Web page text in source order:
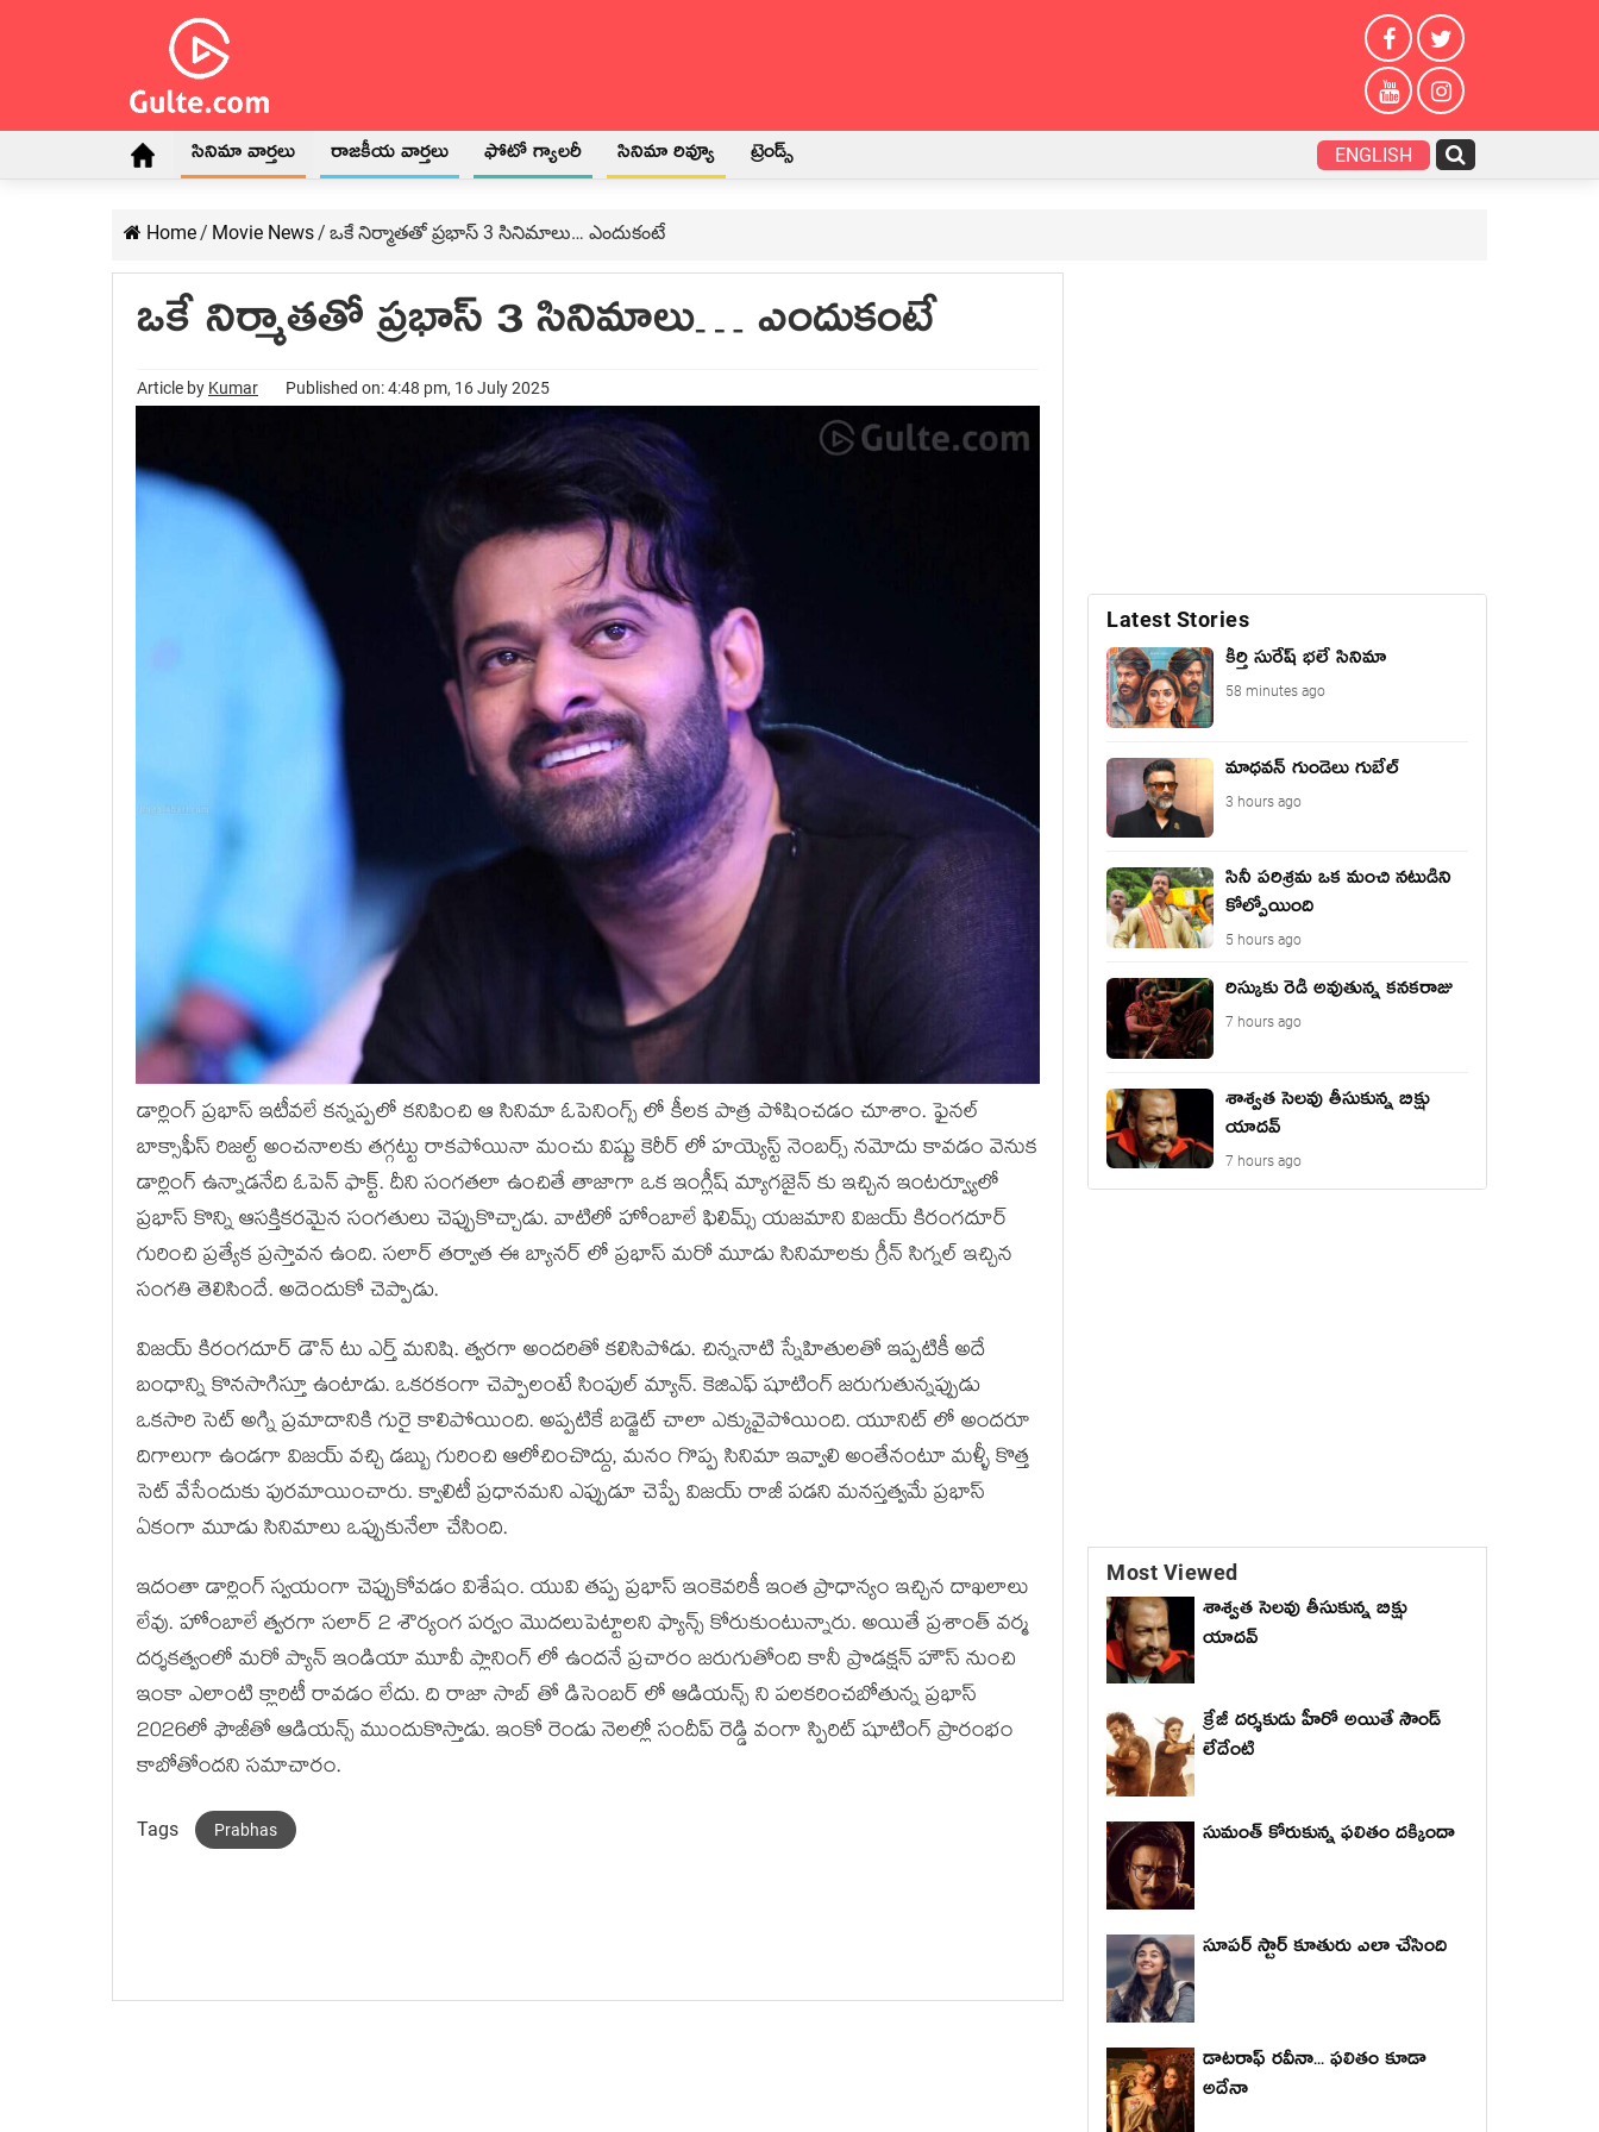
సినిమా వార్తలు రాజకీయ వార్తలు ఫోటో గ్యాలరీ సినిమా రివ్యూ ట్రెండ్స్ ENGLISH
Home/ Movie News/ ఒకే నిర్మాతతో ప్రభాస్ 3 సినిమాలు… ఎందుకంటే
ఒకే నిర్మాతతో ప్రభాస్ 3 సినిమాలు… ఎందుకంటే
Article by Kumar Published on: 4:48 pm, 16 July 2025
డార్లింగ్ ప్రభాస్ ఇటీవలే కన్నప్పలో కనిపించి ఆ సినిమా ఓపెనింగ్స్ లో కీలక పాత్ర పోషించడం చూశాం. ఫైనల్
బాక్సాఫీస్ రిజల్ట్ అంచనాలకు తగ్గట్టు రాకపోయినా మంచు విష్ణు కెరీర్ లో హయ్యెస్ట్ నెంబర్స్ నమోదు కావడం వెనుక
డార్లింగ్ ఉన్నాడనేది ఓపెన్ ఫాక్ట్. దీని సంగతలా ఉంచితే తాజాగా ఒక ఇంగ్లీష్ మ్యాగజైన్ కు ఇచ్చిన ఇంటర్వ్యూలో
ప్రభాస్ కొన్ని ఆసక్తికరమైన సంగతులు చెప్పుకొచ్చాడు. వాటిలో హోంబాలే ఫిలిమ్స్ యజమాని విజయ్ కిరంగదూర్
గురించి ప్రత్యేక ప్రస్తావన ఉంది. సలార్ తర్వాత ఈ బ్యానర్ లో ప్రభాస్ మరో మూడు సినిమాలకు గ్రీన్ సిగ్నల్ ఇచ్చిన
సంగతి తెలిసిందే. అదెందుకో చెప్పాడు.
విజయ్ కిరంగదూర్ డౌన్ టు ఎర్త్ మనిషి. త్వరగా అందరితో కలిసిపోడు. చిన్ననాటి స్నేహితులతో ఇప్పటికీ అదే
బంధాన్ని కొనసాగిస్తూ ఉంటాడు. ఒకరకంగా చెప్పాలంటే సింపుల్ మ్యాన్. కెజిఎఫ్ షూటింగ్ జరుగుతున్నప్పుడు
ఒకసారి సెట్ అగ్ని ప్రమాదానికి గురై కాలిపోయింది. అప్పటికే బడ్జెట్ చాలా ఎక్కువైపోయింది. యూనిట్ లో అందరూ
దిగాలుగా ఉండగా విజయ్ వచ్చి డబ్బు గురించి ఆలోచించొద్దు, మనం గొప్ప సినిమా ఇవ్వాలి అంతేనంటూ మళ్ళీ కొత్త
సెట్ వేసేందుకు పురమాయించారు. క్వాలిటీ ప్రధానమని ఎప్పుడూ చెప్పే విజయ్ రాజీ పడని మనస్తత్వమే ప్రభాస్
ఏకంగా మూడు సినిమాలు ఒప్పుకునేలా చేసింది.
ఇదంతా డార్లింగ్ స్వయంగా చెప్పుకోవడం విశేషం. యువి తప్ప ప్రభాస్ ఇంకెవరికీ ఇంత ప్రాధాన్యం ఇచ్చిన దాఖలాలు
లేవు. హోంబాలే త్వరగా సలార్ 2 శౌర్యంగ పర్వం మొదలుపెట్టాలని ఫ్యాన్స్ కోరుకుంటున్నారు. అయితే ప్రశాంత్ వర్మ
దర్శకత్వంలో మరో ప్యాన్ ఇండియా మూవీ ప్లానింగ్ లో ఉందనే ప్రచారం జరుగుతోంది కానీ ప్రొడక్షన్ హౌస్ నుంచి
ఇంకా ఎలాంటి క్లారిటీ రావడం లేదు. ది రాజా సాబ్ తో డిసెంబర్ లో ఆడియన్స్ ని పలకరించబోతున్న ప్రభాస్
2026లో ఫౌజీతో ఆడియన్స్ ముందుకొస్తాడు. ఇంకో రెండు నెలల్లో సందీప్ రెడ్డి వంగా స్పిరిట్ షూటింగ్ ప్రారంభం
కాబోతోందని సమాచారం.
Tags Prabhas
Latest Stories
కీర్తి సురేష్ భ‌లే సినిమా
58 minutes ago
మాధ‌వ‌న్ గుండెలు గుబేల్‌
3 hours ago
సినీ పరిశ్రమ ఒక మంచి నటుడిని
కోల్పోయింది
5 hours ago
రిస్కుకు రెడీ అవుతున్న కనకరాజు
7 hours ago
శాశ్వత సెలవు తీసుకున్న బిక్షు
యాదవ్
7 hours ago
Most Viewed
శాశ్వత సెలవు తీసుకున్న బిక్షు
యాదవ్
క్రేజీ దర్శకుడు హీరో అయితే సౌండ్
లేదేంటి
సుమంత్ కోరుకున్న ఫలితం దక్కిందా
సూపర్ స్టార్ కూతురు ఎలా చేసింది
డాటరాఫ్ రవీనా... ఫలితం కూడా
అదేనా